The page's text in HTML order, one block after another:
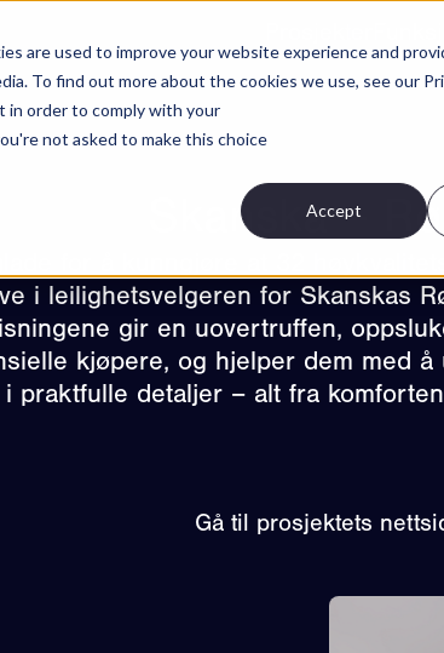
are used to improve your website experience and
To find out more about the cookies we use, see our
in order to comply with your
not asked to make this choice
Accept
Skanska –
for å kunngjøre at 32
i leilighetsvelgeren for Skanskas
gir en uovertruffen,
kjøpere, og hjelper dem med
i praktfulle detaljer – alt fra
Gå til prosjektets